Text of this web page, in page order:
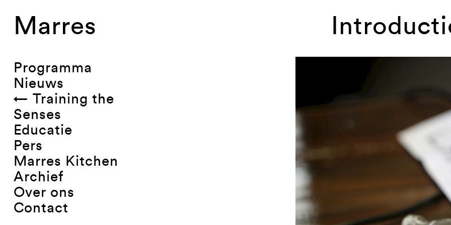
Marres
Programma
Nieuws
← Training the
Senses
Educatie
Pers
Marres Kitchen
Archief
Over ons
Contact